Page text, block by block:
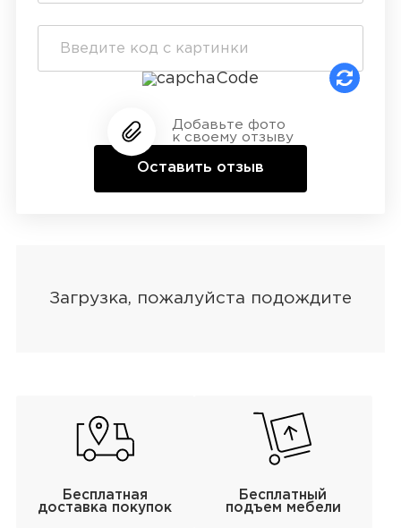
Добавьте фото
к своему отзыву
Оставить отзыв
Бесплатная
доставка покупок
Бесплатный
подъем мебели